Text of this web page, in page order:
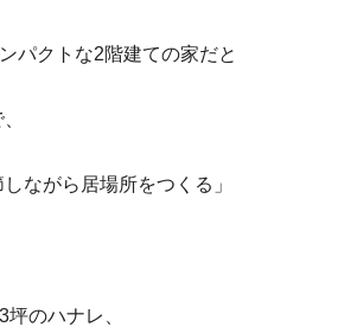
パクトな2階建ての家だと
ながら居場所をつくる」
のハナレ、